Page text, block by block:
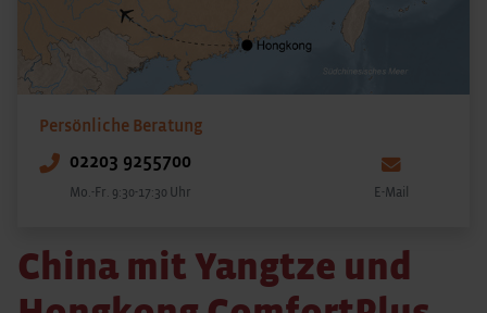
Persönliche Beratung
02203 9255700
Mo.-Fr. 9:30-17:30 Uhr E-Mail
China mit Yangtze und